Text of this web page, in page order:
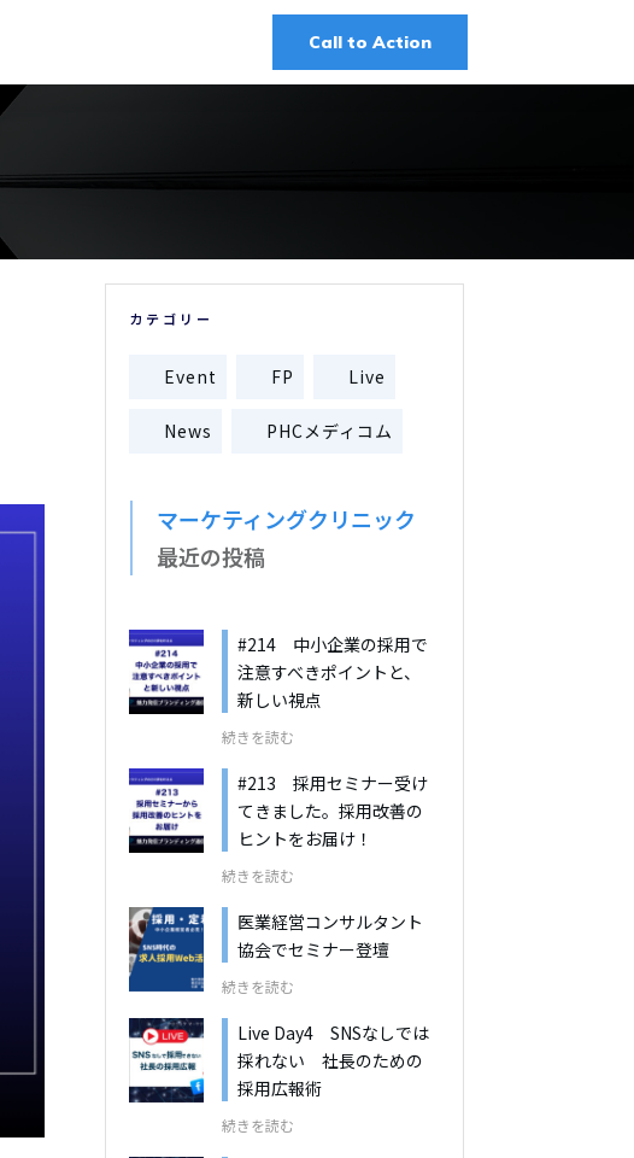
Call to Action
カテゴリー
Event FP Live
News PHCメディコム
マーケティングクリニック
最近の投稿
#214 中小企業の採用で
注意すべきポイントと、
新しい視点
続きを読む
#213 採用セミナー受け
てきました。採用改善の
ヒントをお届け！
続きを読む
医業経営コンサルタント
協会でセミナー登壇
続きを読む
Live Day4 SNSなしでは
採れない 社長のための
採用広報術
続きを読む